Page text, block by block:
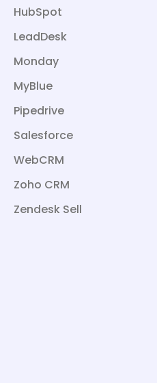
HubSpot
LeadDesk
Monday
MyBlue
Pipedrive
Salesforce
WebCRM
Zoho CRM
Zendesk Sell